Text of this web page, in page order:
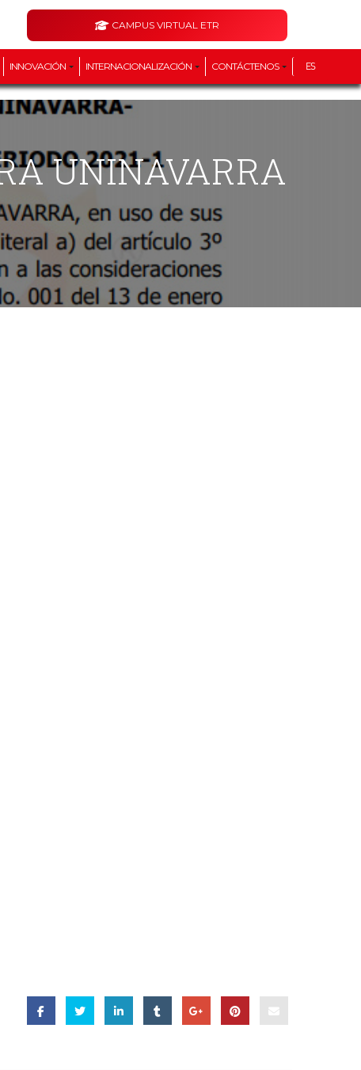
CAMPUS VIRTUAL ETR
INNOVACIÓN INTERNACIONALIZACIÓN CONTÁCTENOS ES